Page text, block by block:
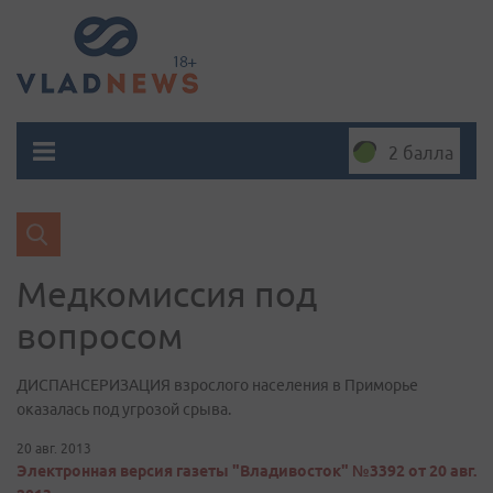
2 балла
Медкомиссия под
вопросом
ДИСПАНСЕРИЗАЦИЯ взрослого населения в Приморье
оказалась под угрозой срыва.
20 авг. 2013
Электронная версия газеты "Владивосток" №3392 от 20 авг.